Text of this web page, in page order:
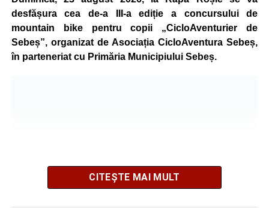
desfășura cea de-a III-a ediție a concursului de
mountain bike pentru copii „CicloAventurier de
Sebeș”, organizat de Asociația CicloAventura Sebeș,
în parteneriat cu Primăria Municipiului Sebeș.
CITEȘTE MAI MULT